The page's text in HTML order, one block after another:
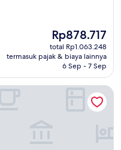
Harga
sekarang
Rp878.717
Rp878.717
total Rp1.063.248
termasuk pajak & biaya lainnya
6 Sep - 7 Sep